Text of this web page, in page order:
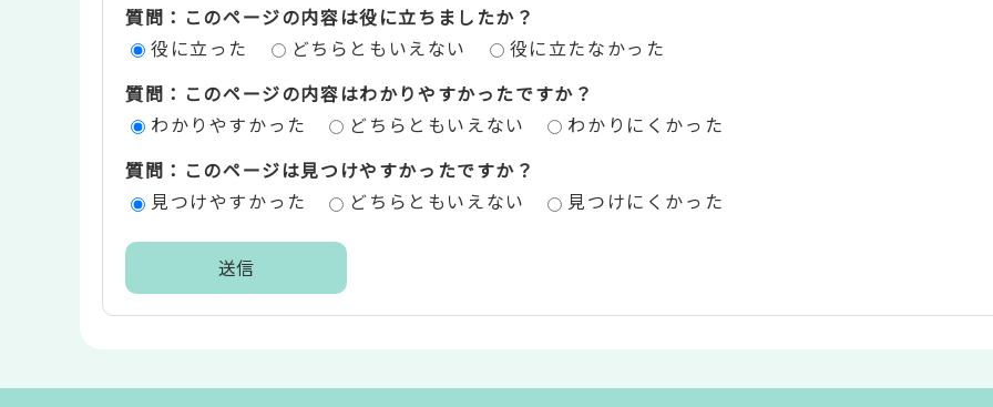
ン
評
エ
質問：このページの内容は役に立ちましたか？
役に立った
どちらともいえない
役に立たなかった
質問：このページの内容はわかりやすかったですか？
わかりやすかった
どちらともいえない
わかりにくかった
質問：このページは見つけやすかったですか？
見つけやすかった
どちらともいえない 見つけにくかった